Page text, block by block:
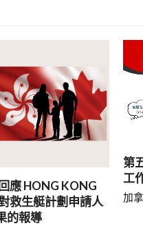
應 HONG KONG
救生艇計劃申請人
的報導
第
工
加